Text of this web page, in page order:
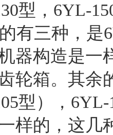
型， 6YL-
有三种，是
器构造是一
轮箱。其余
型），
样的，这几